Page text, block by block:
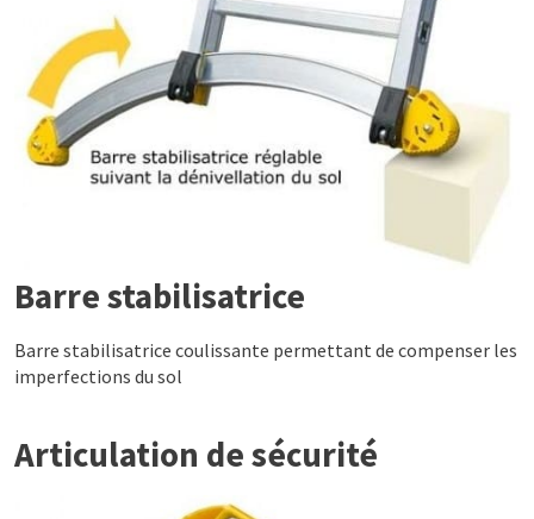
Barre stabilisatrice
Barre stabilisatrice coulissante permettant de compenser les
imperfections du sol
Articulation de sécurité